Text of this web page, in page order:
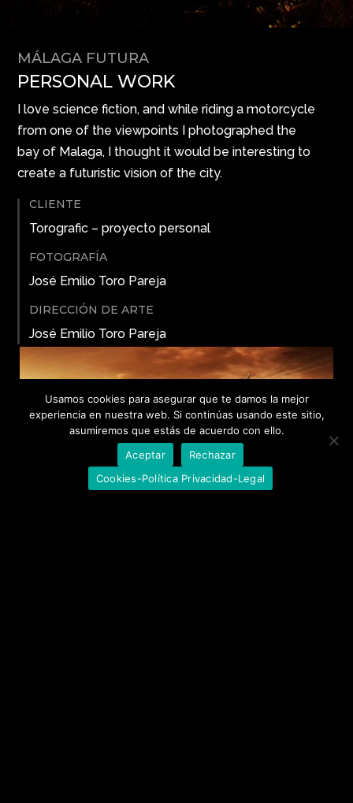
MÁLAGA FUTURA
PERSONAL WORK
I love science fiction, and while riding a motorcycle
from one of the viewpoints I photographed the
bay of Malaga, I thought it would be interesting to
create a futuristic vision of the city.
CLIENTE
Torografic – proyecto personal
FOTOGRAFÍA
José Emilio Toro Pareja
DIRECCIÓN DE ARTE
José Emilio Toro Pareja
Usamos cookies para asegurar que te damos la mejor
experiencia en nuestra web. Si continúas usando este sitio,
asumiremos que estás de acuerdo con ello.
Aceptar
Rechazar
Cookies-Política Privacidad-Legal